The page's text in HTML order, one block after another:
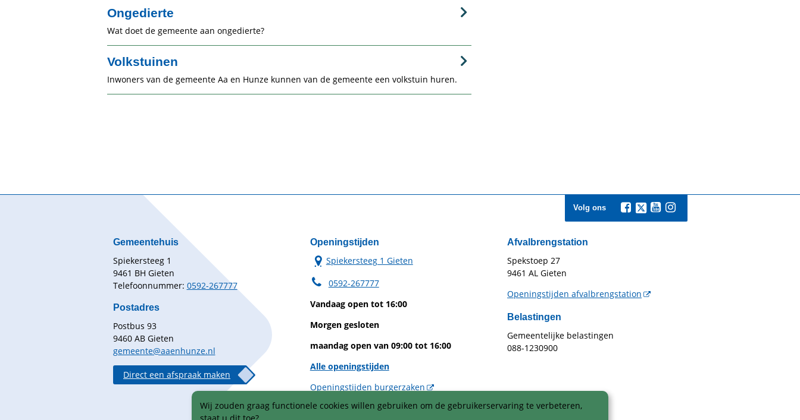
Wij zouden graag functionele cookies willen gebruiken om de gebruikerservaring te verbeteren,
Ongedierte
Wat doet de gemeente aan ongedierte?
Volkstuinen
Inwoners van de gemeente Aa en Hunze kunnen van de gemeente een volkstuin huren.
Volg ons
Gemeentehuis
Spiekersteeg 1
9461 BH Gieten
Telefoonnummer: 0592-267777
Postadres
Postbus 93
9460 AB Gieten
gemeente@aaenhunze.nl
Direct een afspraak maken
Openingstijden
Spiekersteeg 1 Gieten
0592-267777
Vandaag open tot 16:00
Morgen gesloten
maandag open van 09:00 tot 16:00
Alle openingstijden
Openingstijden burgerzaken
Telefonisch zijn wij op werkdagen
Afvalbrengstation
Spekstoep 27
9461 AL Gieten
Openingstijden afvalbrengstation
Belastingen
Gemeentelijke belastingen
088-1230900